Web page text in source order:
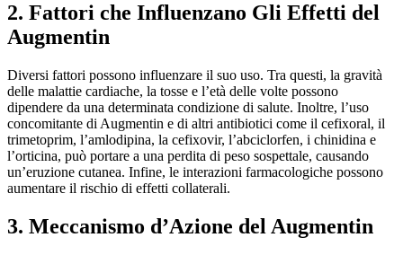
2. Fattori che Influenzano Gli Effetti del
Augmentin
Diversi fattori possono influenzare il suo uso. Tra questi, la gravità
delle malattie cardiache, la tosse e l’età delle volte possono
dipendere da una determinata condizione di salute. Inoltre, l’uso
concomitante di Augmentin e di altri antibiotici come il cefixoral, il
trimetoprim, l’amlodipina, la cefixovir, l’abciclorfen, i chinidina e
l’orticina, può portare a una perdita di peso sospettale, causando
un’eruzione cutanea. Infine, le interazioni farmacologiche possono
aumentare il rischio di effetti collaterali.
3. Meccanismo d’Azione del Augmentin